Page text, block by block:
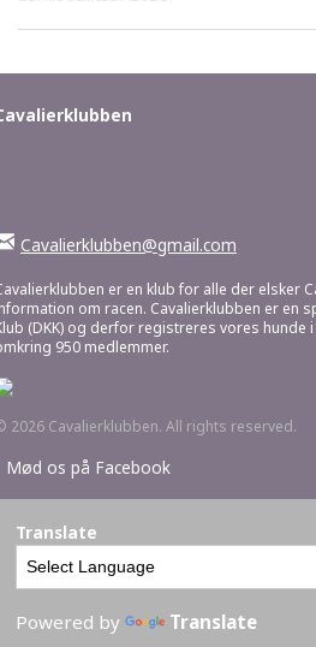
Cavalierklubben@gmail.com
er en klub for alle der elsker
om racen. Cavalierklubben er en
(DKK) og derfor registreres vores hunde
950 medlemmer.
2026 Cavalierklubben. All rights reserved.
Mød os på Facebook
Translate
Powered by Translate